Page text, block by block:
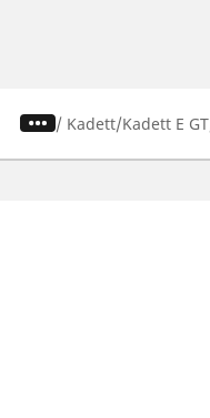
/ Kadett Kadett E GT